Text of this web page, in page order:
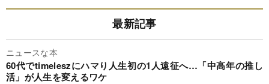
最新記事
ニュースな本
60代でtimeleszにハマり人生初の1人遠征へ…「中高年の推し
活」が人生を変えるワケ